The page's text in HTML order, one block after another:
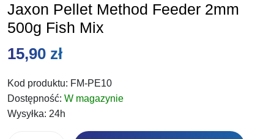
Jaxon Pellet Method Feeder 2mm
500g Fish Mix
15,90 zł
Kod produktu: FM-PE10
Dostępność: W magazynie
Wysyłka: 24h